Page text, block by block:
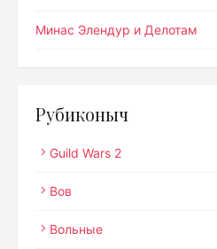
Минас Элендур и Делотам
Рубиконыч
Guild Wars 2
Вов
Вольные